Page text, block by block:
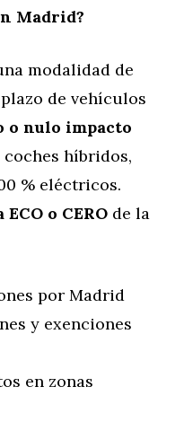
Madrid?
modalidad de
de vehículos
o nulo impacto
coches híbridos,
% eléctricos.
o CERO de la
por Madrid
y exenciones
en zonas